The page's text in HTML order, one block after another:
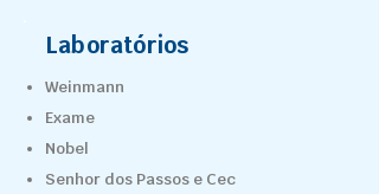
Laboratórios
Weinmann
Exame
Nobel
Senhor dos Passos e Cec